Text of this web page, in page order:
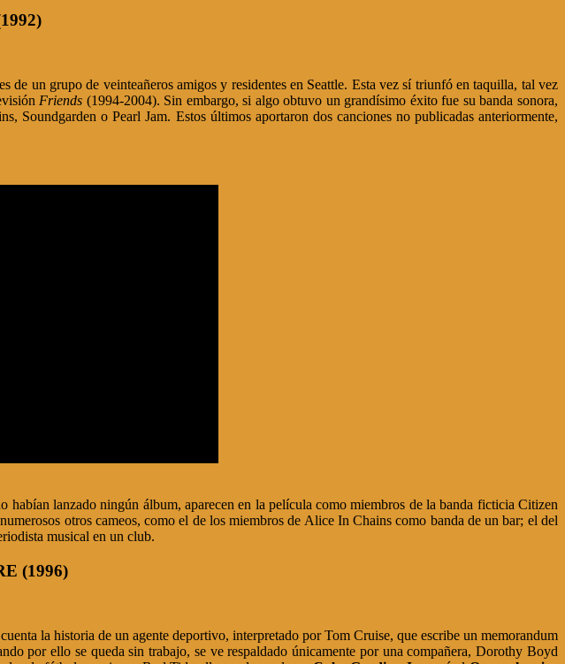
un grupo de veinteañeros amigos y residentes en Seattle. Esta vez sí triunfó en taquilla, tal vez
Friends (1994-2004). Sin embargo, si algo obtuvo un grandísimo éxito fue su banda sonora,
Soundgarden o Pearl Jam. Estos últimos aportaron dos canciones no publicadas anteriormente,
lanzado ningún álbum, aparecen en la película como miembros de la banda ficticia Citizen
otros cameos, como el de los miembros de Alice In Chains como banda de un bar; el del
musical en un club.
(1996)
la historia de un agente deportivo, interpretado por Tom Cruise, que escribe un memorandum
por ello se queda sin trabajo, se ve respaldado únicamente por una compañera, Dorothy Boyd